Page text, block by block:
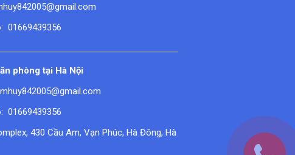
01669439356
phòng tại Hà Nội
01669439356
430 Cầu Am, Vạn Phúc, Hà Đông, Hà